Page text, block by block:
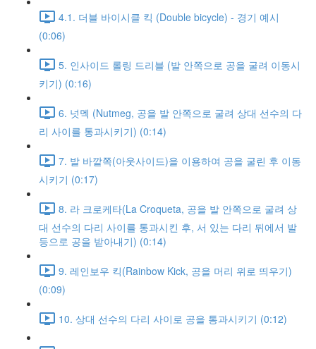
4.1. 더블 바이시클 킥 (Double bicycle) - 경기 예시
(0:06)
5. 인사이드 롤링 드리블 (발 안쪽으로 공을 굴려 이동시
키기) (0:16)
6. 넛멕 (Nutmeg, 공을 발 안쪽으로 굴려 상대 선수의 다
리 사이를 통과시키기) (0:14)
7. 발 바깥쪽(아웃사이드)을 이용하여 공을 굴린 후 이동
시키기 (0:17)
8. 라 크로케타(La Croqueta, 공을 발 안쪽으로 굴려 상
대 선수의 다리 사이를 통과시킨 후, 서 있는 다리 뒤에서 발
등으로 공을 받아내기) (0:14)
9. 레인보우 킥(Rainbow Kick, 공을 머리 위로 띄우기)
(0:09)
10. 상대 선수의 다리 사이로 공을 통과시키기 (0:12)